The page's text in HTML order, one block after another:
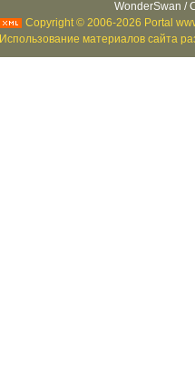
WonderSwan /
Copyright © 2006-2026 Portal
Использование материалов сайта